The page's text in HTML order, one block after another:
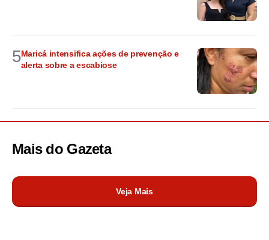
5Maricá intensifica ações de prevenção e
alerta sobre a escabiose
Mais do Gazeta
Veja Mais